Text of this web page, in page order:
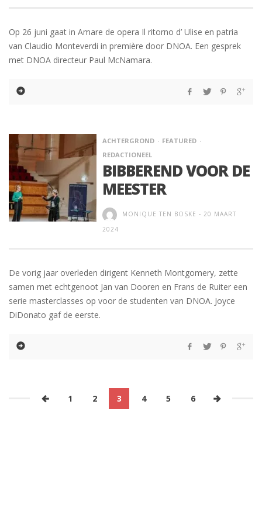
Op 26 juni gaat in Amare de opera Il ritorno d’ Ulise en patria
van Claudio Monteverdi in première door DNOA. Een gesprek
met DNOA directeur Paul McNamara.
ACHTERGROND
FEATURED
REDACTIONEEL
BIBBEREND VOOR DE
MEESTER
MONIQUE TEN BOSKE - 20 MAART
2024
De vorig jaar overleden dirigent Kenneth Montgomery, zette
samen met echtgenoot Jan van Dooren en Frans de Ruiter een
serie masterclasses op voor de studenten van DNOA. Joyce
DiDonato gaf de eerste.
1 2 3 4 5 6